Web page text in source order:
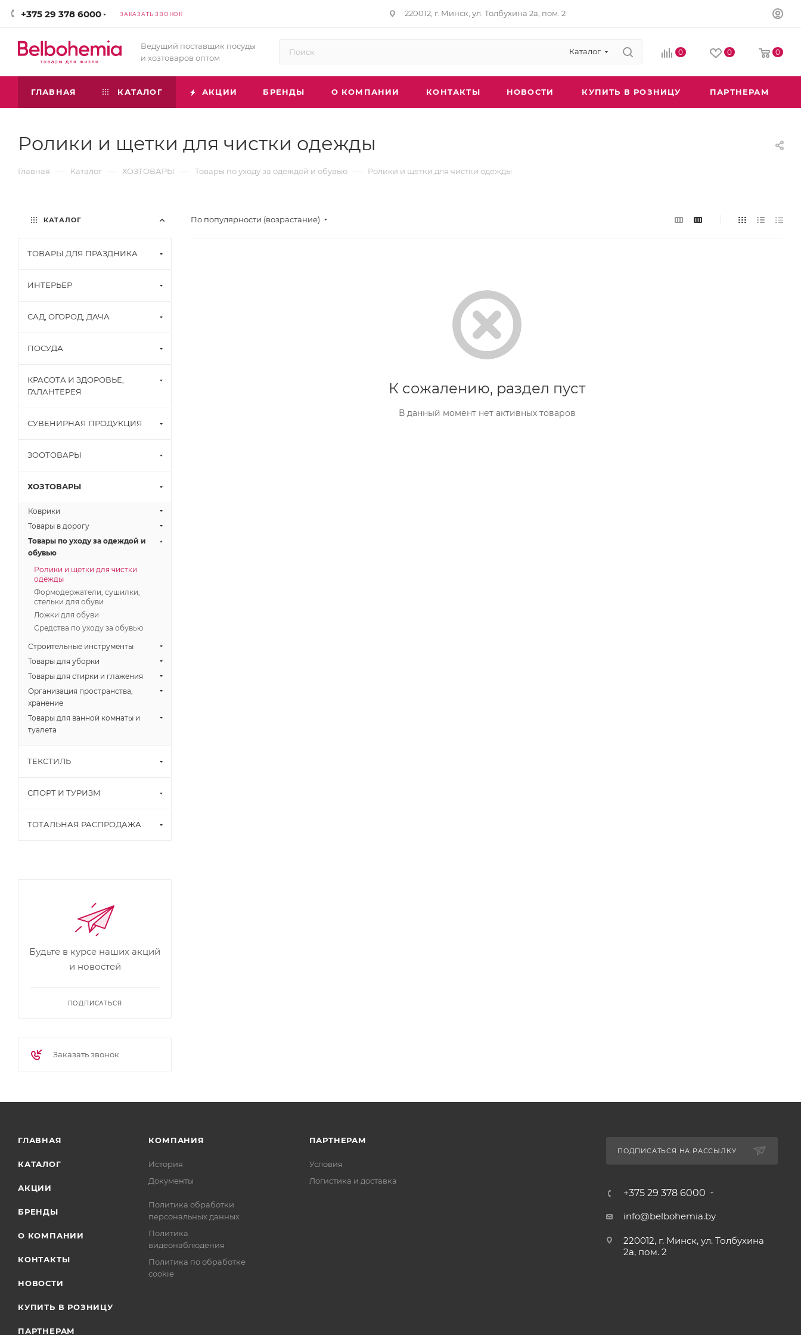
+375 29 378 6000 ЗАКАЗАТЬ ЗВОНОК 220012, г. Минск, ул. Толбухина 2а, пом. 2
Ведущий поставщик посуды
и хозтоваров оптом
Каталог 0 0 0
ГЛАВНАЯ КАТАЛОГ АКЦИИ БРЕНДЫ О КОМПАНИИ КОНТАКТЫ НОВОСТИ КУПИТЬ В РОЗНИЦУ ПАРТНЕРАМ
Ролики и щетки для чистки одежды
Главная — Каталог — ХОЗТОВАРЫ — Товары по уходу за одеждой и обувью — Ролики и щетки для чистки одежды
По популярности (возрастание)
К сожалению, раздел пуст
В данный момент нет активных товаров
КАТАЛОГ
ТОВАРЫ ДЛЯ ПРАЗДНИКА
ИНТЕРЬЕР
САД, ОГОРОД, ДАЧА
ПОСУДА
КРАСОТА И ЗДОРОВЬЕ,
ГАЛАНТЕРЕЯ
СУВЕНИРНАЯ ПРОДУКЦИЯ
ЗООТОВАРЫ
ХОЗТОВАРЫ
Коврики
Товары в дорогу
Товары по уходу за одеждой и
обувью
Ролики и щетки для чистки
одежды
Формодержатели, сушилки,
стельки для обуви
Ложки для обуви
Средства по уходу за обувью
Строительные инструменты
Товары для уборки
Товары для стирки и глажения
Организация пространства,
хранение
Товары для ванной комнаты и
туалета
ТЕКСТИЛЬ
СПОРТ И ТУРИЗМ
ТОТАЛЬНАЯ РАСПРОДАЖА
Будьте в курсе наших акций
и новостей
ПОДПИСАТЬСЯ
Заказать звонок
ГЛАВНАЯ
КАТАЛОГ
АКЦИИ
БРЕНДЫ
О КОМПАНИИ
КОНТАКТЫ
НОВОСТИ
КУПИТЬ В РОЗНИЦУ
ПАРТНЕРАМ
КОМПАНИЯ
История
Документы
Политика обработки
персональных данных
Политика
видеонаблюдения
Политика по обработке
cookie
ПАРТНЕРАМ
Условия
Логистика и доставка
ПОДПИСАТЬСЯ НА РАССЫЛКУ
+375 29 378 6000
info@belbohemia.by
220012, г. Минск, ул. Толбухина
2а, пом. 2